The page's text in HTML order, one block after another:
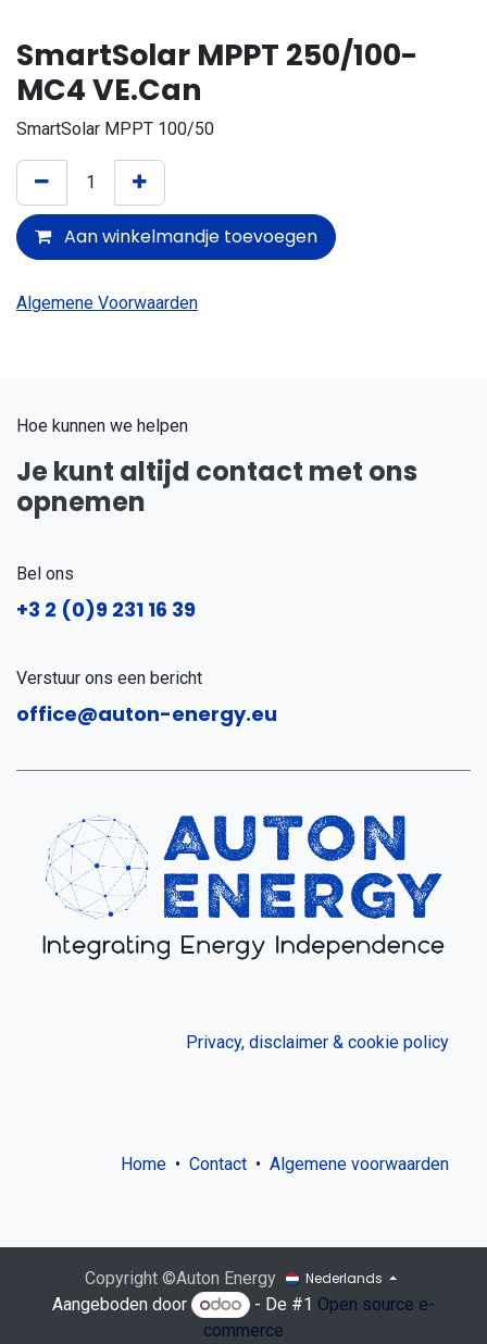
SmartSolar MPPT 250/100-
MC4 VE.Can
SmartSolar MPPT 100/50
Aan winkelmandje toevoegen
Algemene Voorwaarden
Hoe kunnen we helpen
Je kunt altijd contact met ons
opnemen
Bel ons
+3 2 (0)9 231 16 39
Verstuur ons een bericht
office@auton-energy.eu
Privacy, disclaimer & cookie policy
Home • Contact • Algemene voorwaarden
Copyright ©Auton Energy Nederlands
Aangeboden door - De #1 Open source e-
commerce